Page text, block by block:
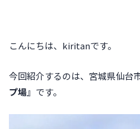
4-4｜
5｜ 水の森公園キャンプ場｜
5-1｜
こんにちは、kiritanです。
今回紹介するのは、宮城県仙台
プ場』です。